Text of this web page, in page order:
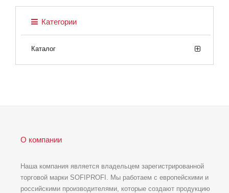
Категории
Каталог
О компании
Наша компания является владельцем зарегистрированной
торговой марки SOFIPROFI. Мы работаем с европейскими и
российскими производителями, которые создают продукцию